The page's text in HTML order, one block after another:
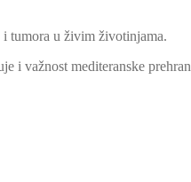
i tumora u živim životinjama.
i važnost mediteranske